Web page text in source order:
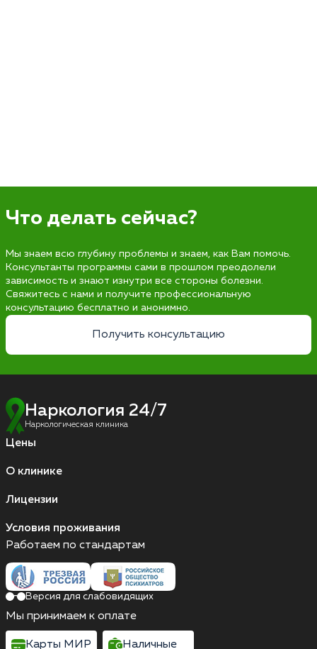
Что делать сейчас?
Мы знаем всю глубину проблемы и знаем, как Вам помочь.
Консультанты программы сами в прошлом преодолели
зависимость и знают изнутри все стороны болезни.
Свяжитесь с нами и получите профессиональную
консультацию бесплатно и анонимно.
Получить консультацию
Наркология 24/7
Наркологическая клиника
Цены
О клинике
Лицензии
Условия проживания
Работаем по стандартам
Версия для слабовидящих
Мы принимаем к оплате
Карты МИР Наличные